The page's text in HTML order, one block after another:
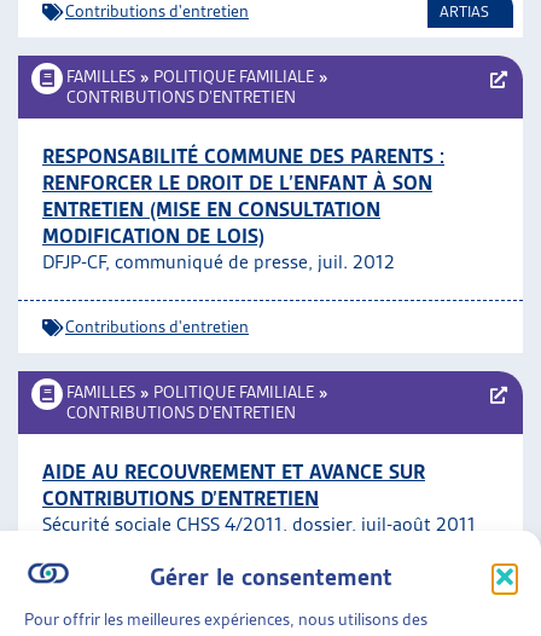
Gérer le consentement
Pour offrir les meilleures expériences, nous utilisons des
Contributions d'entretien ARTIAS
FAMILLES » POLITIQUE FAMILIALE »
CONTRIBUTIONS D’ENTRETIEN
RESPONSABILITÉ COMMUNE DES PARENTS :
RENFORCER LE DROIT DE L’ENFANT À SON
ENTRETIEN (MISE EN CONSULTATION
MODIFICATION DE LOIS)
DFJP-CF, communiqué de presse, juil. 2012
Contributions d'entretien
FAMILLES » POLITIQUE FAMILIALE »
CONTRIBUTIONS D’ENTRETIEN
AIDE AU RECOUVREMENT ET AVANCE SUR
CONTRIBUTIONS D’ENTRETIEN
Sécurité sociale CHSS 4/2011, dossier, juil-août 2011
Contributions d'entretien